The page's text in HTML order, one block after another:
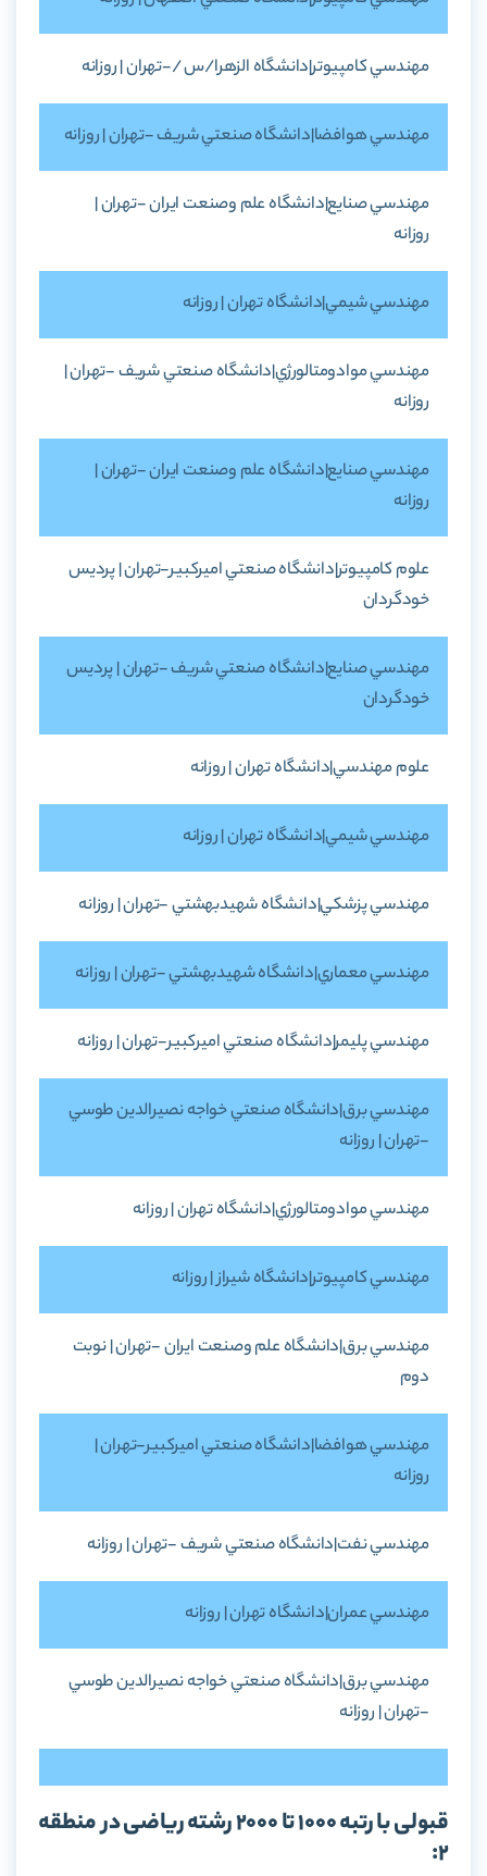
مهندسي کامپيوتر|دانشگاه الزهرا/س /-تهران | روزانه
مهندسي هوافضا|دانشگاه صنعتي شريف -تهران | روزانه
مهندسي صنايع|دانشگاه علم وصنعت ايران -تهران |
روزانه
مهندسي شيمي|دانشگاه تهران | روزانه
مهندسي موادومتالورژي|دانشگاه صنعتي شريف -تهران |
روزانه
مهندسي صنايع|دانشگاه علم وصنعت ايران -تهران |
روزانه
علوم کامپيوتر|دانشگاه صنعتي اميرکبير-تهران | پرديس
خودگردان
مهندسي صنايع|دانشگاه صنعتي شريف -تهران | پرديس
خودگردان
علوم مهندسي|دانشگاه تهران | روزانه
مهندسي شيمي|دانشگاه تهران | روزانه
مهندسي پزشکي|دانشگاه شهيدبهشتي -تهران | روزانه
مهندسي معماري|دانشگاه شهيدبهشتي -تهران | روزانه
مهندسي پليمر|دانشگاه صنعتي اميرکبير-تهران | روزانه
مهندسي برق|دانشگاه صنعتي خواجه نصيرالدين طوسي
-تهران | روزانه
مهندسي موادومتالورژي|دانشگاه تهران | روزانه
مهندسي كامپيوتر|دانشگاه شيراز | روزانه
مهندسي برق|دانشگاه علم وصنعت ايران -تهران | نوبت
دوم
مهندسي هوافضا|دانشگاه صنعتي اميرکبير-تهران |
روزانه
مهندسي نفت|دانشگاه صنعتي شريف -تهران | روزانه
مهندسي عمران|دانشگاه تهران | روزانه
مهندسي برق|دانشگاه صنعتي خواجه نصيرالدين طوسي
-تهران | روزانه
قبولی با رتبه 1000 تا 2000 رشته ریاضی در منطقه
2: